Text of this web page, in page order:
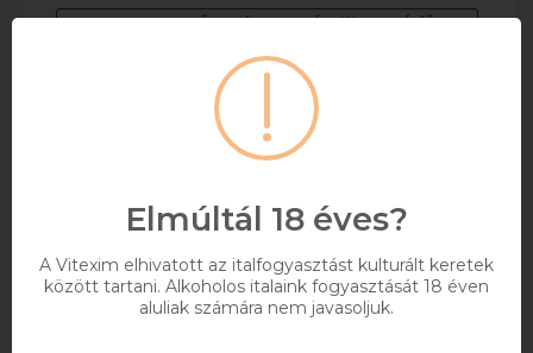
MAXIMUM 12 ÜVEG/RENDELÉS! ***DRS DÍJ/ÜVEG
6 077 Ft
Bruttó ár
Raktáron
Kosárba
Elmúltál 18 éves?
A Vitexim elhivatott az italfogyasztást kulturált keretek
között tartani. Alkoholos italaink fogyasztását 18 éven
aluliak számára nem javasoljuk.